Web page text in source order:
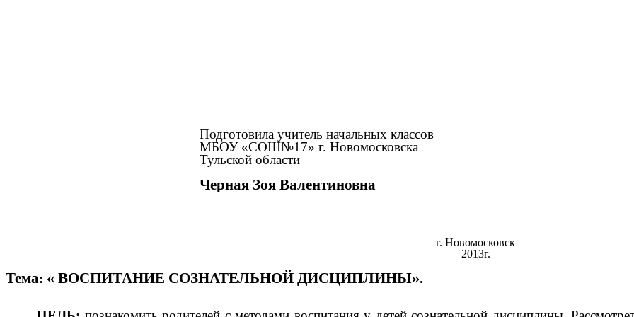
Подготовила учитель начальных классов
МБОУ «СОШ№17» г. Новомосковска
Тульской области
Черная Зоя Валентиновна
г. Новомосковск
2013г.
Тема: « ВОСПИТАНИЕ СОЗНАТЕЛЬНОЙ ДИСЦИПЛИНЫ».